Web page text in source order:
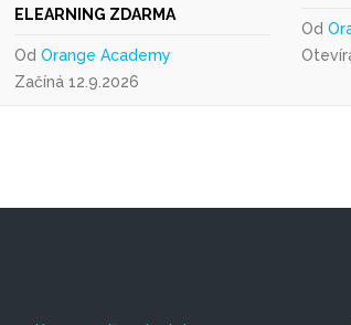
ELEARNING ZDARMA
Od Orange Academy
Začíná 12.9.2026
Od